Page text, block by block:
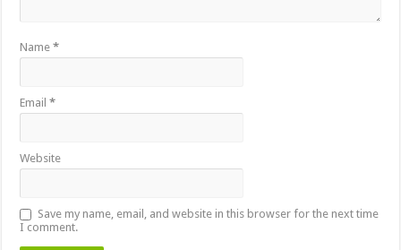
Name*
Email*
Website
Save my name, email, and website in this browser for the next time
I comment.